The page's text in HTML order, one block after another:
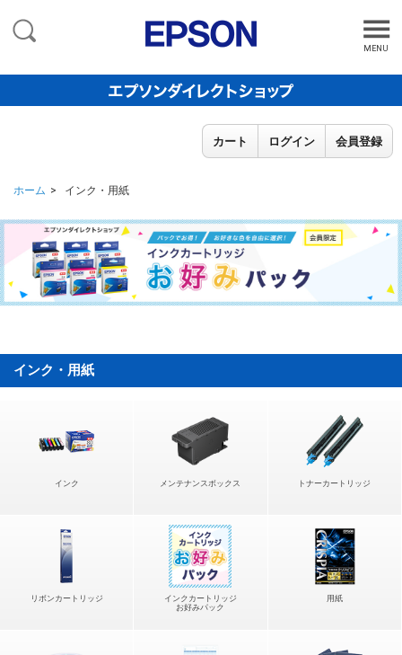
MENU
カート ログイン 会員登録
ホーム インク・用紙
インク・用紙
インク メンテナンスボックス トナーカートリッジ
リボンカートリッジ
インクカートリッジ
お好みパック
用紙